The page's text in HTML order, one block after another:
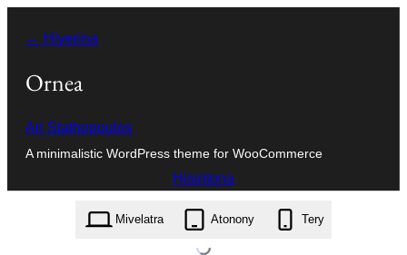
amin'ny
ventiny
← Hiverina
Ornea
Ari Stathopoulos
A minimalistic WordPress theme for WooCommerce
Hisintona
ornea.1.0.3.zip
Mivelatra Atonony Tery